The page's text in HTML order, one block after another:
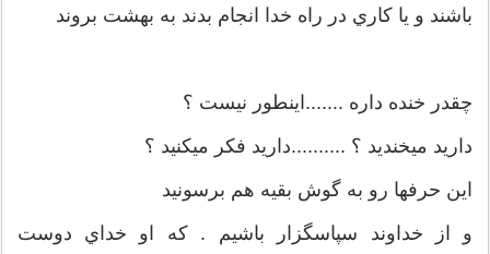
باشند و يا كاري در راه خدا انجام بدند به بهشت بروند
چقدر خنده داره .......اينطور نيست ؟
داريد ميخنديد ؟ ..........داريد فكر ميكنيد ؟
اين حرفها رو به گوش بقيه هم برسونيد
و از خداوند سپاسگزار باشيم . كه او خداي دوست